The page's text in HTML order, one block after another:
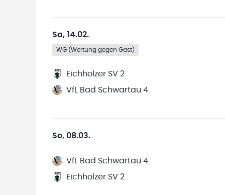
Sa, 14.02.
WG (Wertung gegen Gast)
Eichholzer SV 2
VfL Bad Schwartau 4
So, 08.03.
VfL Bad Schwartau 4
Eichholzer SV 2